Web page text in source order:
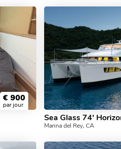
€ 900
par jour
Sea Glass 74'
Marina del Rey, CA